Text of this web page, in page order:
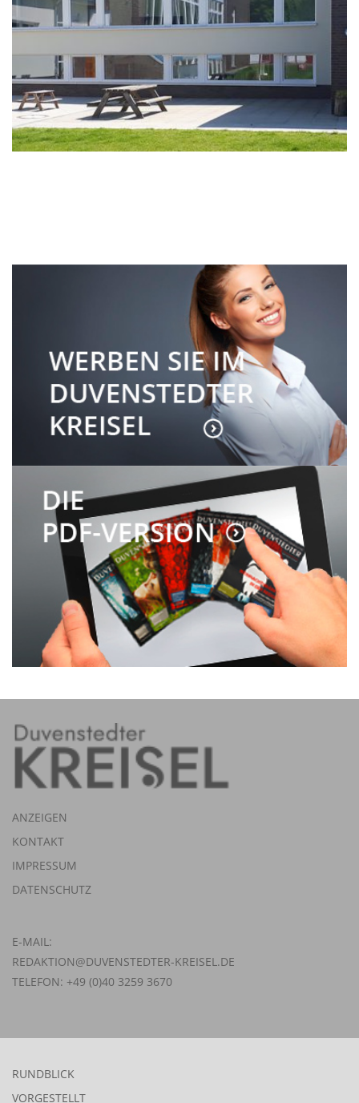
ANZEIGEN
KONTAKT
IMPRESSUM
DATENSCHUTZ
E-MAIL:
REDAKTION@DUVENSTEDTER-KREISEL.DE
TELEFON: +49 (0)40 3259 3670
RUNDBLICK
VORGESTELLT